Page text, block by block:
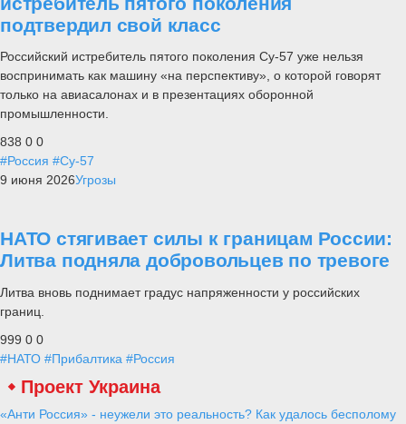
подтвердил свой класс
Российский истребитель пятого поколения Су-57 уже нельзя
воспринимать как машину «на перспективу», о которой говорят
только на авиасалонах и в презентациях оборонной
промышленности.
838 0 0
#Россия #Су-57
9 июня 2026Угрозы
НАТО стягивает силы к границам России:
Литва подняла добровольцев по тревоге
Литва вновь поднимает градус напряженности у российских
границ.
999 0 0
#НАТО #Прибалтика #Россия
Проект Украина
«Анти Россия» - неужели это реальность? Как удалось бесполому